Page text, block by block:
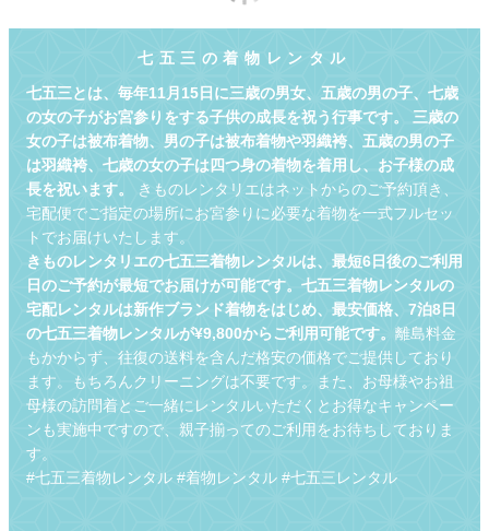
七五三の着物レンタル
七五三とは、毎年11月15日に三歳の男女、五歳の男の子、七歳
の女の子がお宮参りをする子供の成長を祝う行事です。 三歳の
女の子は被布着物、男の子は被布着物や羽織袴、五歳の男の子
は羽織袴、七歳の女の子は四つ身の着物を着用し、お子様の成
長を祝います。
きものレンタリエはネットからのご予約頂き、
宅配便でご指定の場所にお宮参りに必要な着物を一式フルセッ
トでお届けいたします。
きものレンタリエの七五三着物レンタルは、最短6日後のご利用
日のご予約が最短でお届けが可能です。七五三着物レンタルの
宅配レンタルは新作ブランド着物をはじめ、最安価格、7泊8日
の七五三着物レンタルが¥9,800からご利用可能です。 離島料金
もかからず、往復の送料を含んだ格安の価格でご提供しており
ます。もちろんクリーニングは不要です。また、お母様やお祖
母様の訪問着とご一緒にレンタルいただくとお得なキャンペー
ンも実施中ですので、親子揃ってのご利用をお待ちしておりま
す。
#七五三着物レンタル #着物レンタル #七五三レンタル